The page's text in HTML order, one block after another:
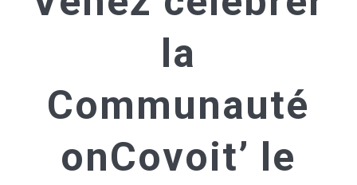
la
Communauté
onCovoit’ le